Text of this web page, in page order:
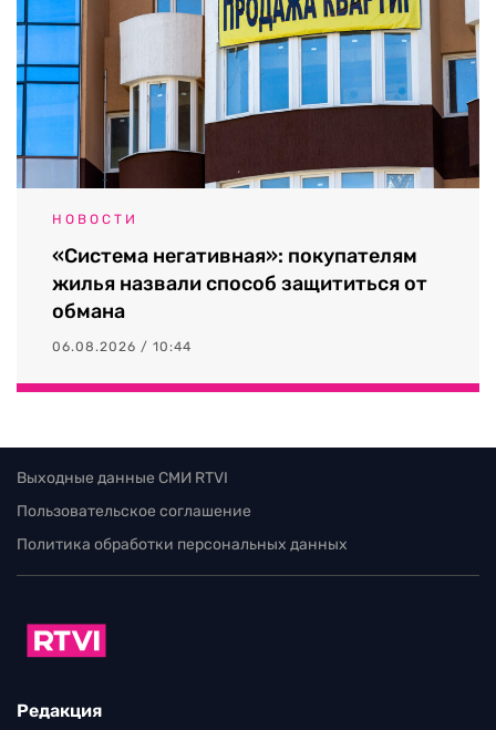
НОВОСТИ
«Система негативная»: покупателям
жилья назвали способ защититься от
обмана
06.08.2026 / 10:44
Выходные данные СМИ RTVI
Пользовательское соглашение
Политика обработки персональных данных
Редакция